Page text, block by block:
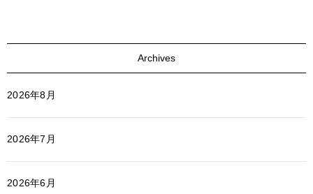
Archives
2026年8月
2026年7月
2026年6月